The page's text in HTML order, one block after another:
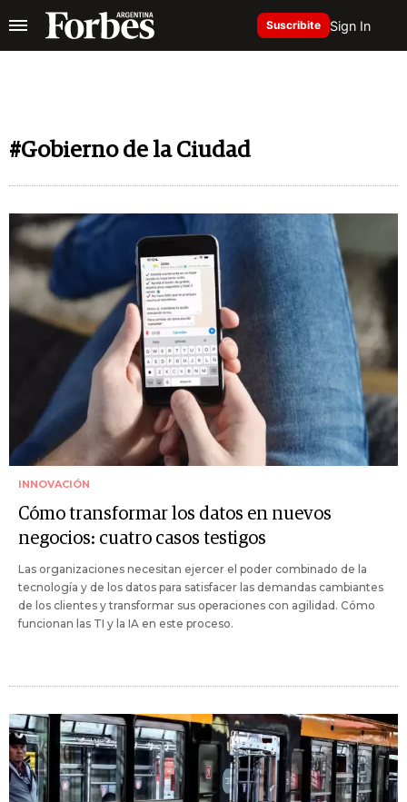
Suscribite Sign In
#Gobierno de la Ciudad
INNOVACIÓN
Cómo transformar los datos en nuevos
negocios: cuatro casos testigos
Las organizaciones necesitan ejercer el poder combinado de la
tecnología y de los datos para satisfacer las demandas cambiantes
de los clientes y transformar sus operaciones con agilidad. Cómo
funcionan las TI y la IA en este proceso.